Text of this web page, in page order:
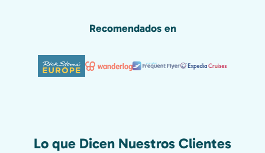
Recomendados en
Lo que Dicen Nuestros Clientes